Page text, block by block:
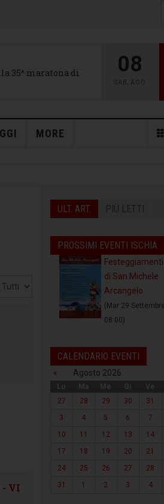
35^ maratona di
08
SAB, AGO
MORE
VI
ULT. ART. PIÙ LETTI
PROSSIMI EVENTI ISCHIA
di San Michele
Arcangelo
(Mar 29
08:00)
CALENDARIO EVENTI
« Agosto 2026
Lu Ma Me Gi Ve
27
28 29 30 31
3
4 5 6 7
10
11 12 13 14
17
18 19 20 21
24
25 26 27 28
31
1 2 3 4